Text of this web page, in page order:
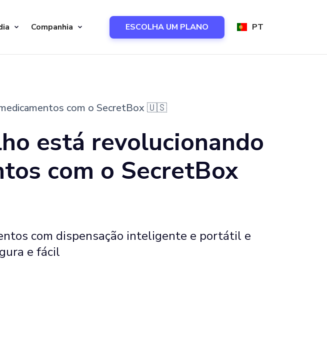
Companhia ESCOLHA UM PLANO PT
medicamentos com o SecretBox 🇺🇸
está revolucionando
com o SecretBox
com dispensação inteligente e portátil e
e fácil